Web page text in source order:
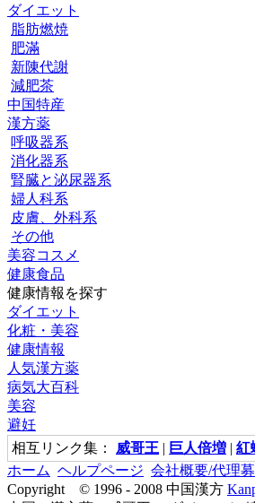
ダイエット
脂肪燃焼
肥滿
新陳代謝
減肥茶
中国特産
漢方薬
呼吸器系
消化器系
腎臓と泌尿器系
婦人科系
皮膚、外科系
その他
美容コスメ
健康食品
健康情報を探す
ダイエット
化粧・美容
健康情報
人気漢方薬
病気大百科
美容
避妊
相互リンク集： 威哥王 | 巨人倍増 | 紅
ホーム ヘルプページ 会社概要/代理
Copyright © 1996 - 2008 中国漢方